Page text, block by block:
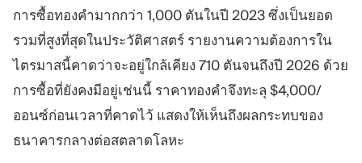
การซื้อทองคำมากกว่า 1,000 ตันในปี 2023 ซึ่งเป็นยอด
รวมที่สูงที่สุดในประวัติศาสตร์ รายงานความต้องการใน
ไตรมาสนี้คาดว่าจะอยู่ใกล้เคียง 710 ตันจนถึงปี 2026 ด้วย
การซื้อที่ยังคงมีอยู่เช่นนี้ ราคาทองคำจึงทะลุ $4,000/
ออนซ์ก่อนเวลาที่คาดไว้ แสดงให้เห็นถึงผลกระทบของ
ธนาคารกลางต่อสตลาดโลหะ